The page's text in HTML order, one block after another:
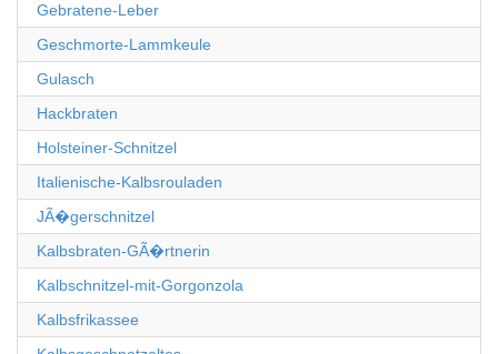
Gebratene-Leber
Geschmorte-Lammkeule
Gulasch
Hackbraten
Holsteiner-Schnitzel
Italienische-Kalbsrouladen
JÃ�gerschnitzel
Kalbsbraten-GÃ�rtnerin
Kalbschnitzel-mit-Gorgonzola
Kalbsfrikassee